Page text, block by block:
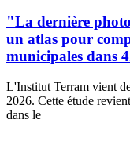
"La dernière
un atlas pour
municipales dans
L'Institut Terram vient
2026. Cette étude
dans le